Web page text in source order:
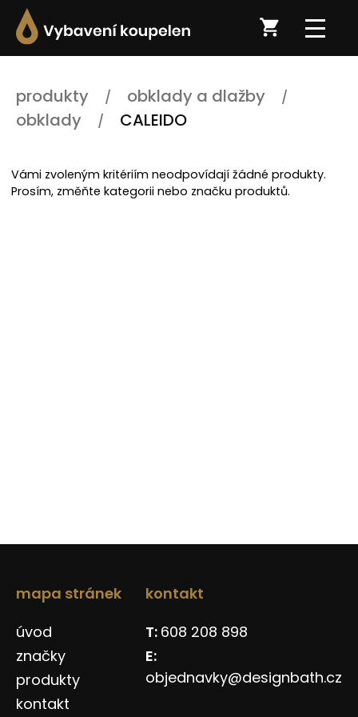
produkty
obklady a dlažby
obklady
CALEIDO
Vámi zvoleným kritériím neodpovídají žádné produkty.
Prosím, změňte kategorii nebo značku produktů.
mapa stránek
úvod
značky
produkty
kontakt
kontakt
608 208 898
objednavky@designbath.cz